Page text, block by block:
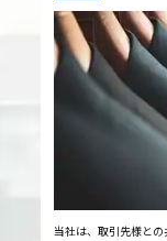
当社は、取引先様と